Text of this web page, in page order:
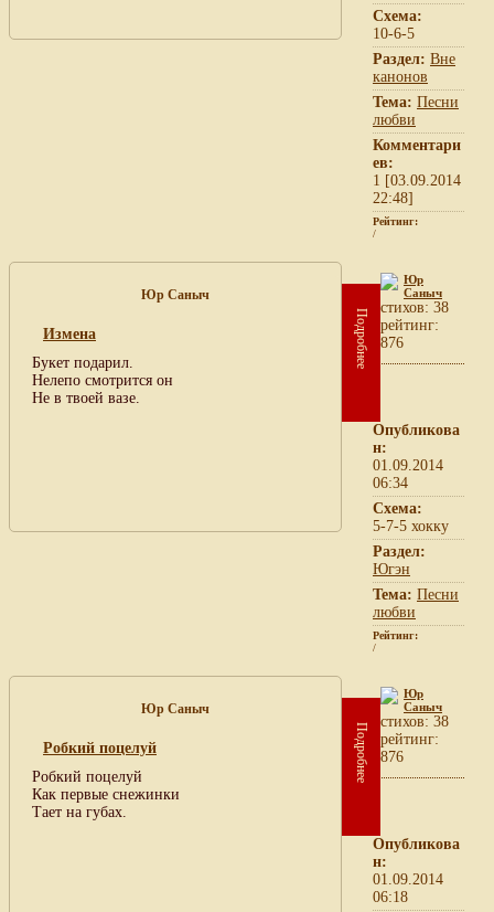
Схема:
10-6-5
Раздел: Вне
канонов
Тема: Песни
любви
Комментари
ев:
1 [03.09.2014
22:48]
Рейтинг:
/
Юр Саныч
Измена
Букет подарил.
Нелепо смотрится он
Не в твоей вазе.
Подробнее
Юр
Саныч
cтихов: 38
рейтинг:
876
Опубликова
н:
01.09.2014
06:34
Схема:
5-7-5 хокку
Раздел:
Югэн
Тема: Песни
любви
Рейтинг:
/
Юр Саныч
Робкий поцелуй
Робкий поцелуй
Как первые снежинки
Тает на губах.
Подробнее
Юр
Саныч
cтихов: 38
рейтинг:
876
Опубликова
н:
01.09.2014
06:18